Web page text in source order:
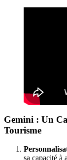
Gemini : Un
Tourisme
sa capacité à